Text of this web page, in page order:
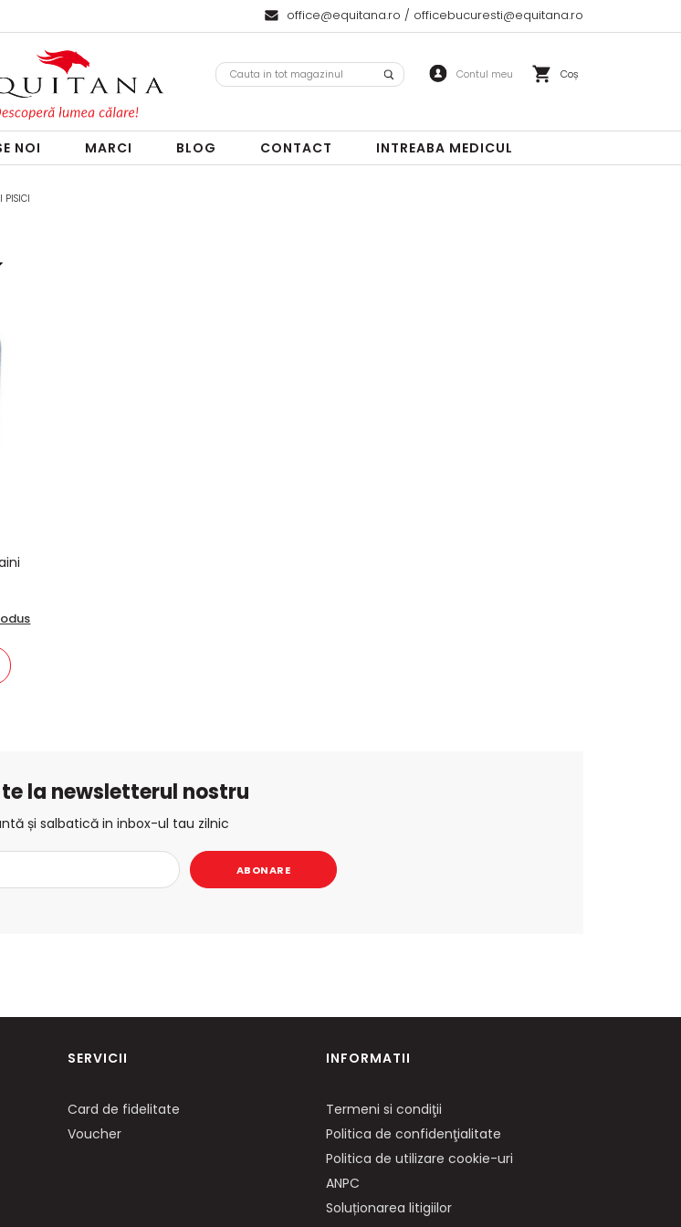
office@equitana.ro / officebucuresti@equitana.ro
Coș
NOI MARCI BLOG CONTACT INTREABA MEDICUL
PISICI
la newsletterul nostru
și salbatică in inbox-ul tau zilnic
ABONARE
SERVICII
Card de fidelitate
Voucher
INFORMATII
Termeni si condiţii
Politica de confidenţialitate
Politica de utilizare cookie-uri
ANPC
Soluționarea litigiilor